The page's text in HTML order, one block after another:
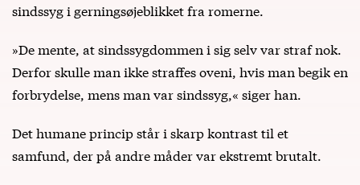
sindssyg i gerningsøjeblikket fra romerne.
»De mente, at sindssygdommen i sig selv var straf nok.
Derfor skulle man ikke straffes oveni, hvis man begik en
forbrydelse, mens man var sindssyg,« siger han.
Det humane princip står i skarp kontrast til et
samfund, der på andre måder var ekstremt brutalt.